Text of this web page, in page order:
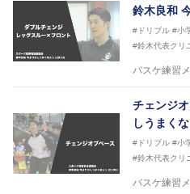
鈴木良和
#ドリブル #小
#鈴木代表クリ
バスケ練習
チェンジ
しうまく
#ドリブル #小
#鈴木代表クリ
バスケ練習